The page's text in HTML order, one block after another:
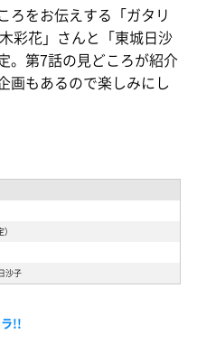
ろをお伝えする「ガタリ
彩花」さんと「東城日沙
。第7話の見どころが紹介
画もあるので楽しみにし
沙子
!!